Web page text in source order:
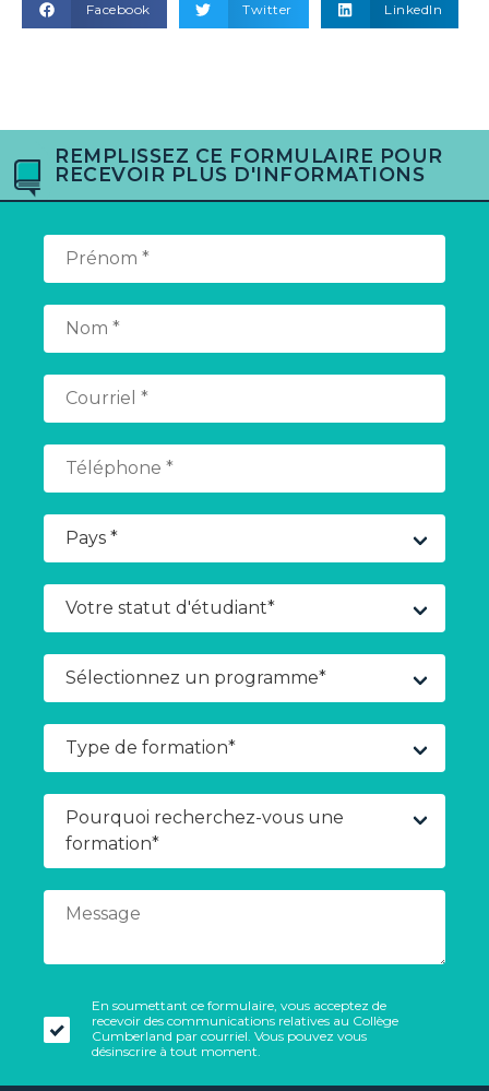
Facebook Twitter LinkedIn
REMPLISSEZ CE FORMULAIRE POUR
RECEVOIR PLUS D'INFORMATIONS
En soumettant ce formulaire, vous acceptez de
recevoir des communications relatives au Collège
Cumberland par courriel. Vous pouvez vous
désinscrire à tout moment.